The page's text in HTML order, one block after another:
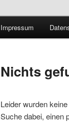
Impressum
Nichts
Leider wurden
Suche dabei, einen